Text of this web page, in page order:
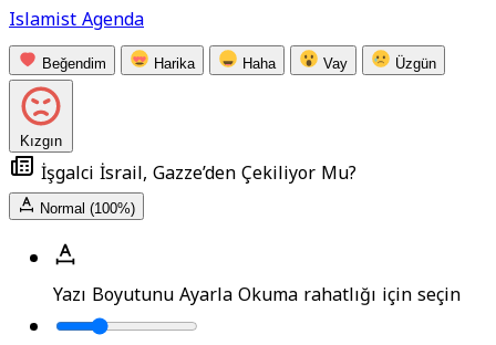
Islamist Agenda
Beğendim Harika Haha Vay Üzgün
Kızgın
İşgalci İsrail, Gazze’den Çekiliyor Mu?
Normal (100%)
Yazı Boyutunu AyarlaOkuma rahatlığı için seçin